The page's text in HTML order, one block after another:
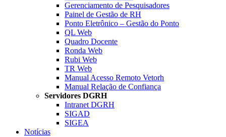
Gerenciamento de Pesquisadores
Painel de Gestão de RH
Ponto Eletrônico – Gestão do Ponto
QL Web
Quadro Docente
Ronda Web
Rubi Web
TR Web
Manual Acesso Remoto Vetorh
Manual Relação de Confiança
Servidores DGRH
Intranet DGRH
SIGAD
SIGEA
Notícias